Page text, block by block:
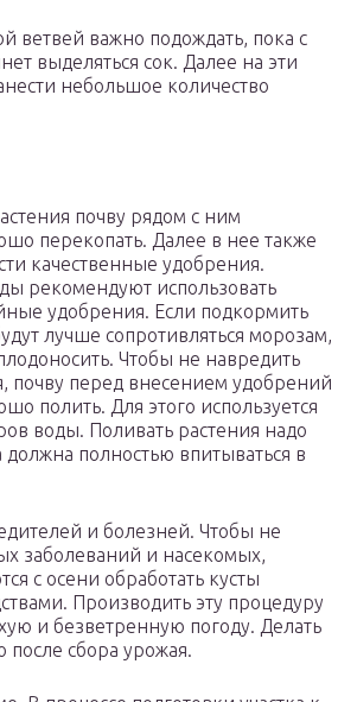
ветвей важно подождать, пока с
выделяться сок. Далее на эти
небольшое количество
почву рядом с ним
перекопать. Далее в нее также
качественные удобрения.
рекомендуют использовать
удобрения. Если подкормить
лучше сопротивляться морозам,
Чтобы не навредить
почву перед внесением удобрений
полить. Для этого используется
воды. Поливать растения надо
должна полностью впитываться в
и болезней. Чтобы не
заболеваний и насекомых,
с осени обработать кусты
Производить эту процедуру
и безветренную погоду. Делать
после сбора урожая.